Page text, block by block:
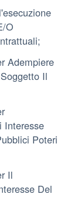
o
Adempiere
Il
Interesse
Poteri
Il
Del